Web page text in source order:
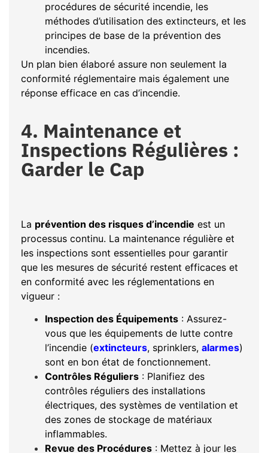
procédures de sécurité incendie, les
méthodes d’utilisation des extincteurs, et les
principes de base de la prévention des
incendies.
Un plan bien élaboré assure non seulement la
conformité réglementaire mais également une
réponse efficace en cas d’incendie.
4. Maintenance et
Inspections Régulières :
Garder le Cap
La prévention des risques d’incendie est un
processus continu. La maintenance régulière et
les inspections sont essentielles pour garantir
que les mesures de sécurité restent efficaces et
en conformité avec les réglementations en
vigueur :
Inspection des Équipements : Assurez-
vous que les équipements de lutte contre
l’incendie (extincteurs, sprinklers, alarmes)
sont en bon état de fonctionnement.
Contrôles Réguliers : Planifiez des
contrôles réguliers des installations
électriques, des systèmes de ventilation et
des zones de stockage de matériaux
inflammables.
Revue des Procédures : Mettez à jour les